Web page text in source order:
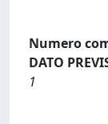
Numero
DATO
1